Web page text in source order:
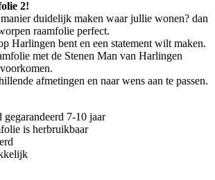
2!
duidelijk maken waar jullie wonen? dan
raamfolie perfect.
Harlingen bent en een statement wilt maken.
met de Stenen Man van Harlingen
afmetingen en naar wens aan te passen.
gegarandeerd 7-10 jaar
is herbruikbaar